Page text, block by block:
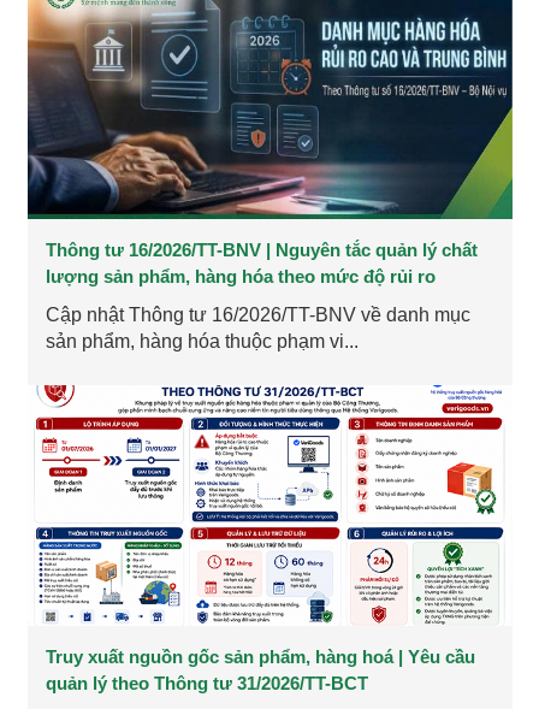
Thông tư 16/2026/TT-BNV | Nguyên tắc quản lý chất
lượng sản phẩm, hàng hóa theo mức độ rủi ro
Cập nhật Thông tư 16/2026/TT-BNV về danh mục
sản phẩm, hàng hóa thuộc phạm vi...
Truy xuất nguồn gốc sản phẩm, hàng hoá | Yêu cầu
quản lý theo Thông tư 31/2026/TT-BCT